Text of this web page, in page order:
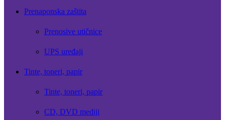
Prenaponska zaštita
Prenosive utičnice
UPS uređaji
Tinte, toneri, papir
Tinte, toneri, papir
CD, DVD mediji